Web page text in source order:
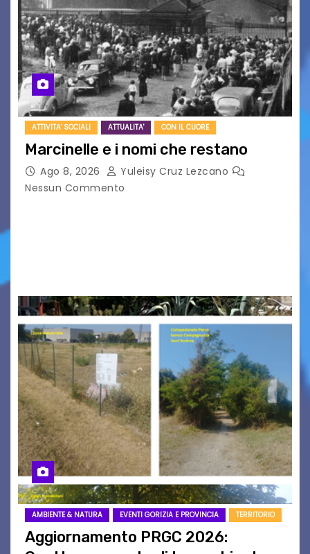
ATTIVITA' SOCIALI ATTUALITA' CON IL CUORE
Marcinelle e i nomi che restano
Ago 8, 2026
Yuleisy Cruz Lezcano
Nessun Commento
AMBIENTE & NATURA EVENTI GORIZIA E PROVINCIA TERRITORIO
Aggiornamento PRGC 2026: